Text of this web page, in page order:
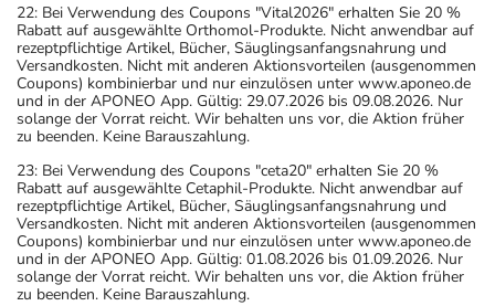
22: Bei Verwendung des Coupons "Vital2026" erhalten Sie 20 %
Rabatt auf ausgewählte Orthomol-Produkte. Nicht anwendbar auf
rezeptpflichtige Artikel, Bücher, Säuglingsanfangsnahrung und
Versandkosten. Nicht mit anderen Aktionsvorteilen (ausgenommen
Coupons) kombinierbar und nur einzulösen unter www.aponeo.de
und in der APONEO App. Gültig: 29.07.2026 bis 09.08.2026. Nur
solange der Vorrat reicht. Wir behalten uns vor, die Aktion früher
zu beenden. Keine Barauszahlung.
23: Bei Verwendung des Coupons "ceta20" erhalten Sie 20 %
Rabatt auf ausgewählte Cetaphil-Produkte. Nicht anwendbar auf
rezeptpflichtige Artikel, Bücher, Säuglingsanfangsnahrung und
Versandkosten. Nicht mit anderen Aktionsvorteilen (ausgenommen
Coupons) kombinierbar und nur einzulösen unter www.aponeo.de
und in der APONEO App. Gültig: 01.08.2026 bis 01.09.2026. Nur
solange der Vorrat reicht. Wir behalten uns vor, die Aktion früher
zu beenden. Keine Barauszahlung.